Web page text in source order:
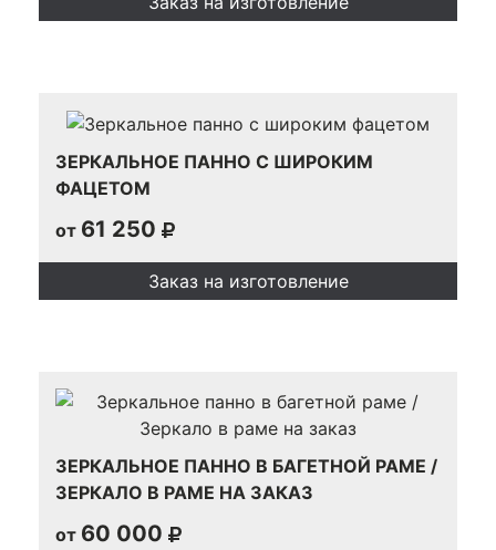
ЗЕРКАЛЬНОЕ ПАННО С ШИРОКИМ
ФАЦЕТОМ
от 61 250
Заказ на изготовление
ЗЕРКАЛЬНОЕ ПАННО В БАГЕТНОЙ РАМЕ /
ЗЕРКАЛО В РАМЕ НА ЗАКАЗ
от 60 000